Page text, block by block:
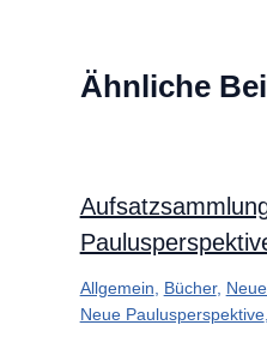
Ähnliche
Allgemein, Bücher,
Neue Paulusperspektive,